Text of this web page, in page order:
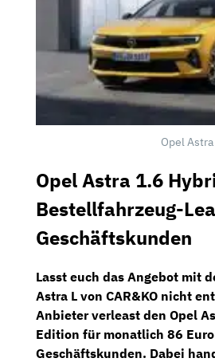
Opel
Opel Astra 1.6
Bestellfahrzeug-
Geschäftskunden
Lasst euch das Angebot mit
Astra L von CAR&KO nicht
Anbieter verleast den Opel
Edition für monatlich 86
Geschäftskunden. Dabei